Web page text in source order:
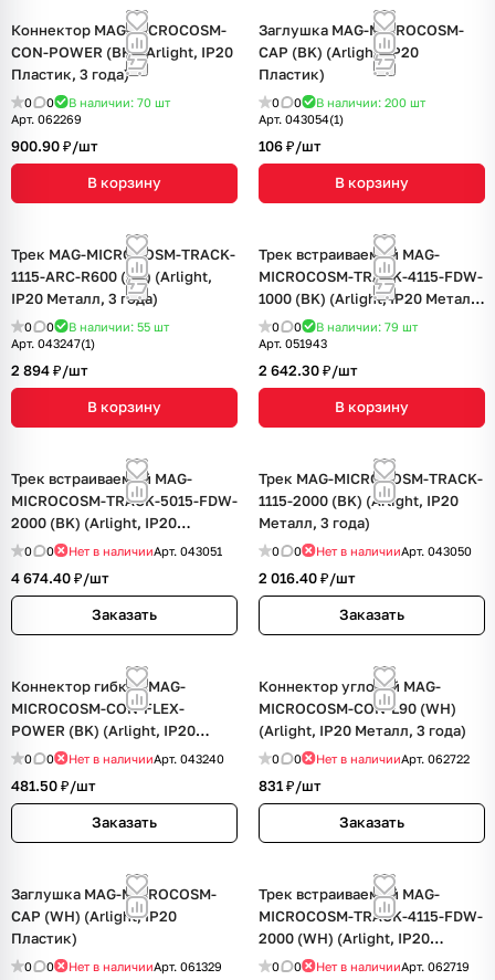
Коннектор MAG-MICROCOSM-
CON-POWER (BK) (Arlight, IP20
Пластик, 3 года)
0 0 В наличии: 70 шт
Арт. 062269
900.90 ₽/шт
В корзину
Заглушка MAG-MICROCOSM-
CAP (BK) (Arlight, IP20
Пластик)
0 0 В наличии: 200 шт
Арт. 043054(1)
106 ₽/шт
В корзину
Трек MAG-MICROCOSM-TRACK-
1115-ARC-R600 (BK) (Arlight,
IP20 Металл, 3 года)
0 0 В наличии: 55 шт
Арт. 043247(1)
2 894 ₽/шт
В корзину
Трек встраиваемый MAG-
MICROCOSM-TRACK-4115-FDW-
1000 (BK) (Arlight, IP20 Металл,
3 года)
0 0 В наличии: 79 шт
Арт. 051943
2 642.30 ₽/шт
В корзину
Трек встраиваемый MAG-
MICROCOSM-TRACK-5015-FDW-
2000 (BK) (Arlight, IP20
Металл, 3 года)
0 0 Нет в наличииАрт. 043051
4 674.40 ₽/шт
Заказать
Трек MAG-MICROCOSM-TRACK-
1115-2000 (BK) (Arlight, IP20
Металл, 3 года)
0 0 Нет в наличииАрт. 043050
2 016.40 ₽/шт
Заказать
Коннектор гибкий MAG-
MICROCOSM-CON-FLEX-
POWER (BK) (Arlight, IP20
Пластик)
0 0 Нет в наличииАрт. 043240
481.50 ₽/шт
Заказать
Коннектор угловой MAG-
MICROCOSM-CON-L90 (WH)
(Arlight, IP20 Металл, 3 года)
0 0 Нет в наличииАрт. 062722
831 ₽/шт
Заказать
Заглушка MAG-MICROCOSM-
CAP (WH) (Arlight, IP20
Пластик)
0 0 Нет в наличииАрт. 061329
Трек встраиваемый MAG-
MICROCOSM-TRACK-4115-FDW-
2000 (WH) (Arlight, IP20
Металл, 3 года)
0 0 Нет в наличииАрт. 062719